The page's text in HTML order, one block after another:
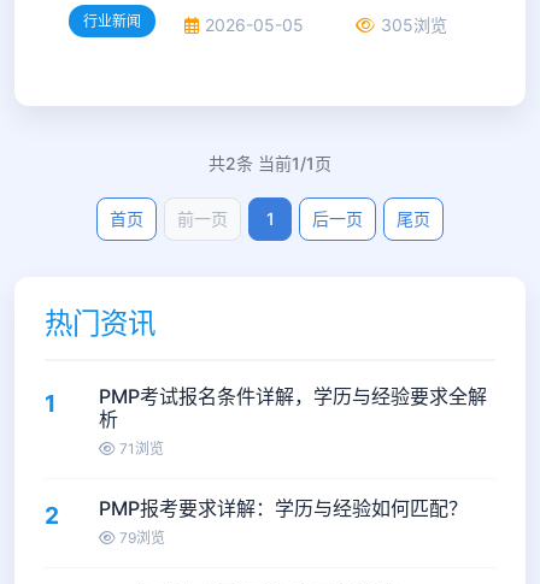
行业新闻 2026-05-05 305浏览
共2条 当前1/1页
首页 前一页 1 后一页 尾页
热门资讯
1
PMP考试报名条件详解，学历与经验要求全解
析
71浏览
2 PMP报考要求详解：学历与经验如何匹配？
79浏览